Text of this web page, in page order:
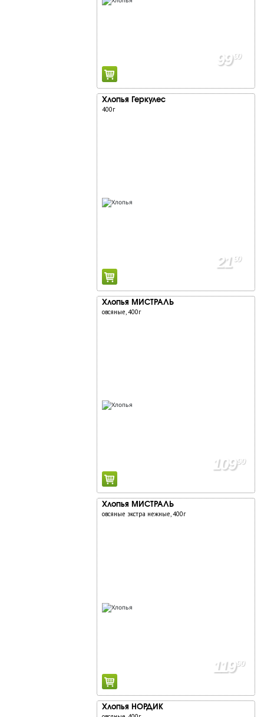
9990
Хлопья Геркулес
400г
21 90
Хлопья МИСТРАЛЬ
овсяные, 400г
10990
Хлопья МИСТРАЛЬ
овсяные экстра нежные, 400г
11990
Хлопья НОРДИК